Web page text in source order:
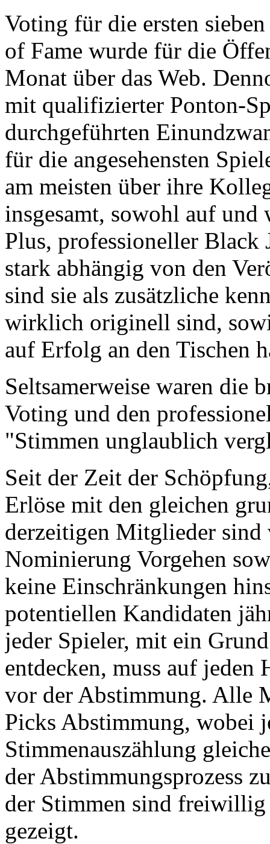
Voting für die ersten
of Fame wurde für die
Monat über das Web.
mit qualifizierter Ponton-
durchgeführten
für die angesehensten
am meisten über ihre
insgesamt, sowohl auf und
Plus, professioneller Black
stark abhängig von den
sind sie als zusätzliche
wirklich originell sind,
auf Erfolg an den Tischen
Seltsamerweise waren die
Voting und den
"Stimmen unglaublich
Seit der Zeit der
Erlöse mit den gleichen
derzeitigen Mitglieder
Nominierung Vorgehen
keine Einschränkungen
potentiellen Kandidaten
jeder Spieler, mit ein
entdecken, muss auf
vor der Abstimmung. Alle
Picks Abstimmung, wobei
Stimmenauszählung
der Abstimmungsprozess
der Stimmen sind
gezeigt.